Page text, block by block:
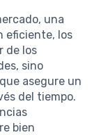
una
eficiente, los
de los
sino
asegure un
del tiempo.
bien